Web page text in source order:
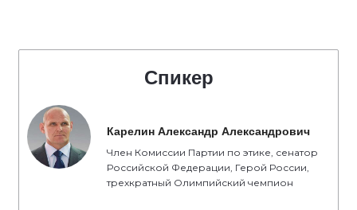
Спикер
Карелин Александр Александрович
Член Комиссии Партии по этике, сенатор
Российской Федерации, Герой России,
трехкратный Олимпийский чемпион